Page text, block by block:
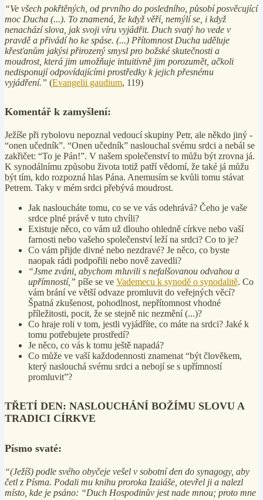
“Ve všech pokřtěných, od prvního do posledního, působí posvěcující
moc Ducha (...). To znamená, že když věří, nemýlí se, i když
nenachází slova, jak svoji víru vyjádřit. Duch svatý ho vede v
pravdě a přivádí ho ke spáse. (...) Přítomnost Ducha uděluje
křesťanům jakýsi přirozený smysl pro božské skutečnosti a
moudrost, která jim umožňuje intuitivně jim porozumět, ačkoli
nedisponují odpovídajícími prostředky k jejich přesnému
vyjádření.” (Evangelii gaudium, 119)
Komentář k zamyšlení:
Ježíše při rybolovu nepoznal vedoucí skupiny Petr, ale někdo jiný -
“onen učedník”. “Onen učedník” naslouchal svému srdci a nebál se
zakřičet: “To je Pán!”. V našem společenství to můžu být zrovna já.
K synodálnímu způsobu života totiž patří vědomí, že také já můžu
být tím, kdo rozpozná hlas Pána. Anemusím se kvůli tomu stávat
Petrem. Taky v mém srdci přebývá moudrost.
Jak nasloucháte tomu, co se ve vás odehrává? Čeho je vaše
srdce plné právě v tuto chvíli?
Existuje něco, co vám už dlouho ohledně církve nebo vaší
farnosti nebo vašeho společenství leží na srdci? Co to je?
Co vám přijde divné nebo nezdravé? Je něco, co byste
naopak rádi podpořili nebo nově zavedli?
“Jsme zváni, abychom mluvili s nefalšovanou odvahou a
upřímností,” píše se ve Vademecu k synodě o synodalitě. Co
vám brání ve větší odvaze promluvit do veřejných věcí?
Špatná zkušenost, pohodlnost, nepřítomnost vhodné
příležitosti, pocit, že se stejně nic nezmění (...)?
Co hraje roli v tom, jestli vyjádříte, co máte na srdci? Jaké k
tomu potřebujete prostředí?
Je něco, co vás k tomu ještě napadá?
Co může ve vaší každodennosti znamenat “být člověkem,
který naslouchá svému srdci a nebojí se s upřímností
promluvit”?
TŘETÍ DEN: NASLOUCHÁNÍ BOŽÍMU SLOVU A
TRADICI CÍRKVE
Písmo svaté:
“(Ježíš) podle svého obyčeje vešel v sobotní den do synagogy, aby
četl z Písma. Podali mu knihu proroka Izaiáše, otevřel ji a nalezl
místo, kde je psáno: “Duch Hospodinův jest nade mnou; proto mne